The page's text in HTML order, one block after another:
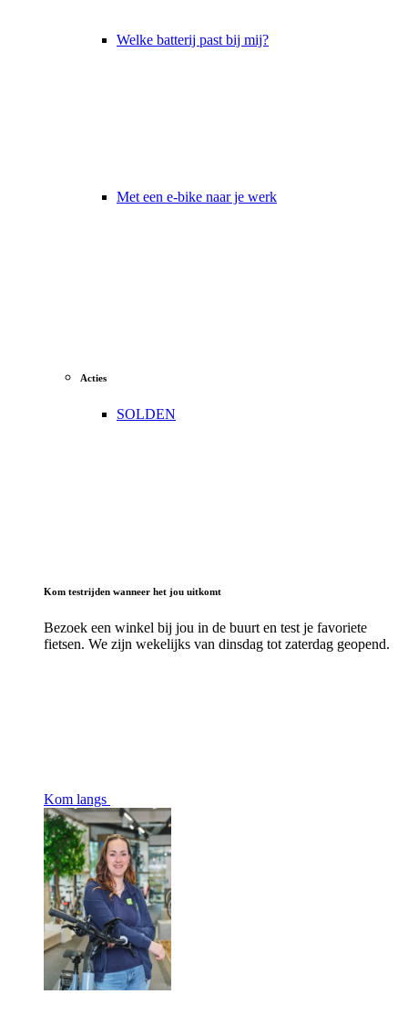
Welke batterij past bij mij?
Met een e-bike naar je werk
Acties
SOLDEN
Kom testrijden wanneer het jou uitkomt
Bezoek een winkel bij jou in de buurt en test je favoriete
fietsen. We zijn wekelijks van dinsdag tot zaterdag geopend.
Kom langs